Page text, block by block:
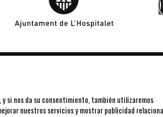
si nos da su consentimiento, también utilizaremos
nuestros servicios y mostrar publicidad